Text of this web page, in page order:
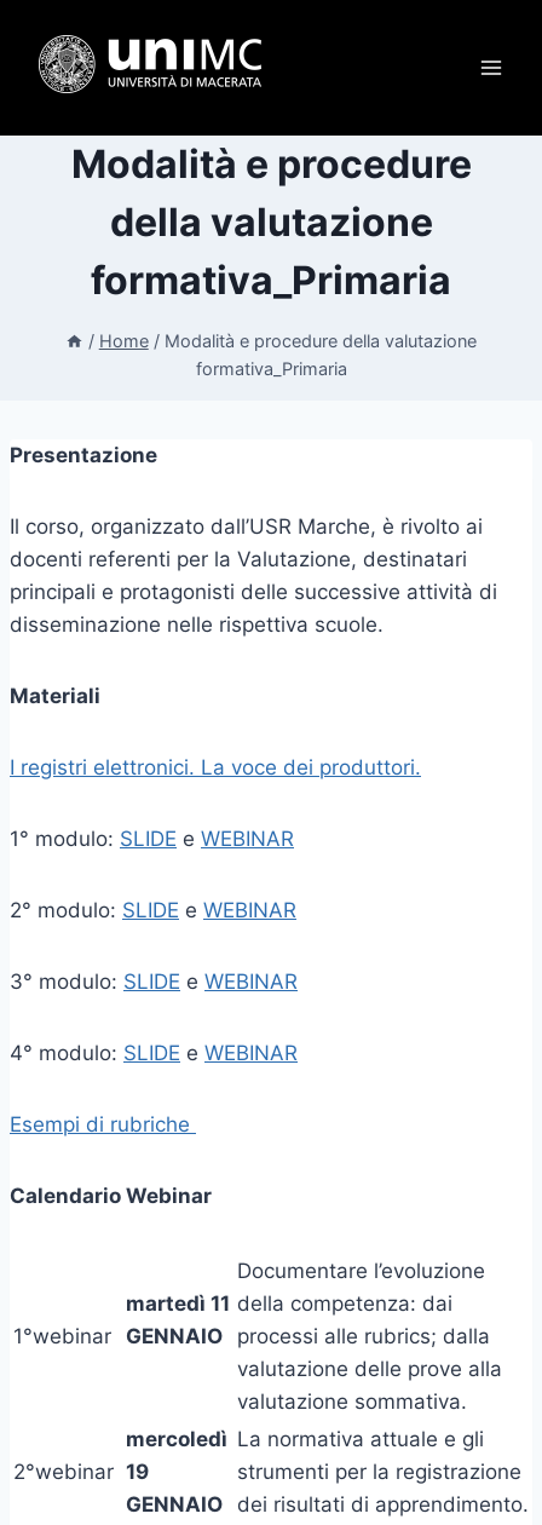
contenuto
Modalità e procedure
della valutazione
formativa_Primaria
/ Home / Modalità e procedure della valutazione
formativa_Primaria
Presentazione
Il corso, organizzato dall’USR Marche, è rivolto ai
docenti referenti per la Valutazione, destinatari
principali e protagonisti delle successive attività di
disseminazione nelle rispettiva scuole.
Materiali
I registri elettronici. La voce dei produttori.
1° modulo: SLIDE e WEBINAR
2° modulo: SLIDE e WEBINAR
3° modulo: SLIDE e WEBINAR
4° modulo: SLIDE e WEBINAR
Esempi di rubriche
Calendario Webinar
1°webinar
martedì 11
GENNAIO
Documentare l’evoluzione
della competenza: dai
processi alle rubrics; dalla
valutazione delle prove alla
valutazione sommativa.
2°webinar
mercoledì
19
GENNAIO
La normativa attuale e gli
strumenti per la registrazione
dei risultati di apprendimento.